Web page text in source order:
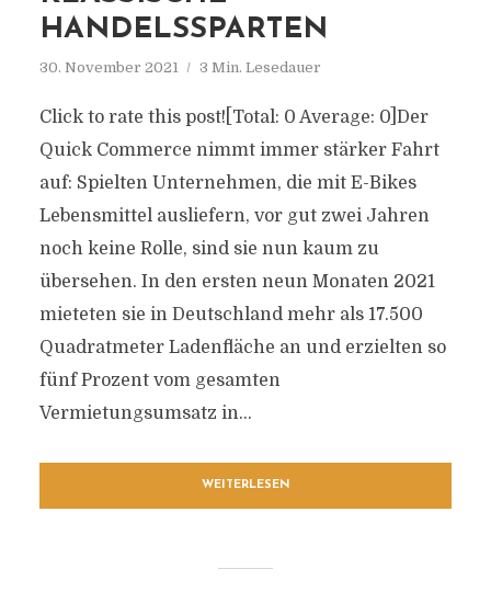
HANDELSSPARTEN
30. November 2021 3 Min. Lesedauer
Click to rate this post![Total: 0 Average: 0]Der
Quick Commerce nimmt immer stärker Fahrt
auf: Spielten Unternehmen, die mit E-Bikes
Lebensmittel ausliefern, vor gut zwei Jahren
noch keine Rolle, sind sie nun kaum zu
übersehen. In den ersten neun Monaten 2021
mieteten sie in Deutschland mehr als 17.500
Quadratmeter Ladenfläche an und erzielten so
fünf Prozent vom gesamten
Vermietungsumsatz in...
WEITERLESEN